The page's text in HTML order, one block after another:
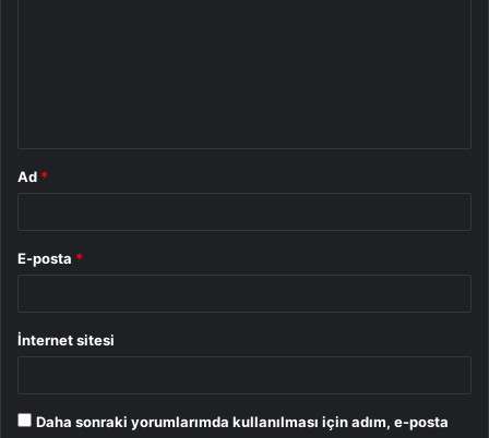
Ad *
E-posta *
İnternet sitesi
Daha sonraki yorumlarımda kullanılması için adım, e-posta